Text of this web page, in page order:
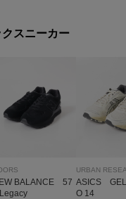
スニーカー
BALANCE 57
URBAN
ASICS
O 14